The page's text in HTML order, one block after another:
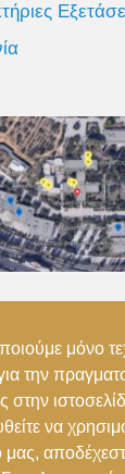
– Irini
–(+30)
μόνο
την
στην
να
μας,